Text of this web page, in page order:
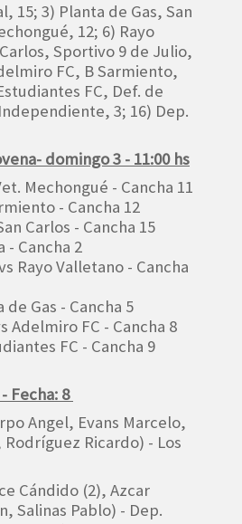
15; 3) Planta de Gas, San
12; 6) Rayo
Sportivo 9 de Julio,
FC, B Sarmiento,
FC, Def. de
3; 16) Dep.
domingo 3 - 11:00 hs
Mechongué - Cancha 11
- Cancha 12
Carlos - Cancha 15
- Cancha 2
Rayo Valletano - Cancha
Gas - Cancha 5
Adelmiro FC - Cancha 8
FC - Cancha 9
- Fecha: 8
Angel, Evans Marcelo,
Rodríguez Ricardo) - Los
Cándido (2), Azcar
Salinas Pablo) - Dep.